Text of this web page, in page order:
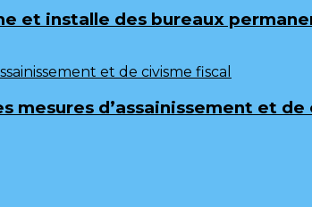
et installe des bureaux
mesures d’assainissement et de